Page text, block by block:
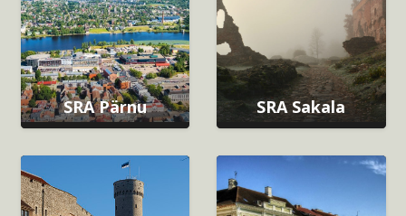
SRA Pärnu SRA Sakala